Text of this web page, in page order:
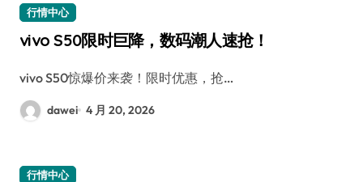
行情中心
vivo S50限时巨降，数码潮人速抢！
vivo S50惊爆价来袭！限时优惠，抢…
dawei 4 月 20, 2026
行情中心